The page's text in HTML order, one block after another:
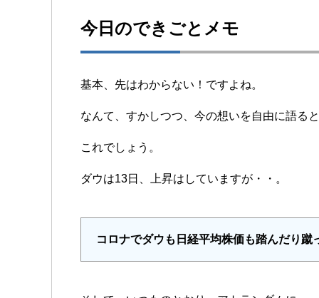
今日のできごとメモ
基本、先はわからない！ですよね。
なんて、すかしつつ、今の想いを自由に語ると
これでしょう。
ダウは13日、上昇はしていますが・・。
コロナでダウも日経平均株価も踏んだり蹴